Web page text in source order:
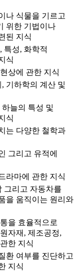
나 식물을 기르고
위한 기법이나
된 지식
특성, 화학적
식
상에 관한 지식
기하학의 계산 및
늘의 특성 및
식
는 다양한 철학과
그리고 유적에
라마에 관한 지식
그리고 자동차를
을 움직이는 원리와
을 효율적으로
자재, 제조공정,
한 지식
환 여부를 진단하고
지식